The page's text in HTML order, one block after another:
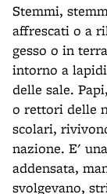
Stemmi,
affrescati o a
gesso o in
intorno a
delle sale.
o rettori delle
scolari,
nazione. E'
addensata,
svolgevano,